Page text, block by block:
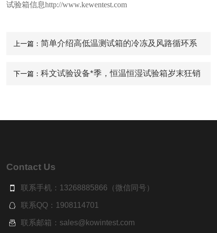
试验箱信息http://www.kewentest.com
上一篇： 简单介绍高低温测试箱的冷冻及风路循环系
下一篇： 科文试验设备*季，恒温恒湿试验箱岁末狂销
Contact Us
联系手机：13268885866（微信同号）
联系QQ：1908114701
联系邮箱：sales@kowintest.com